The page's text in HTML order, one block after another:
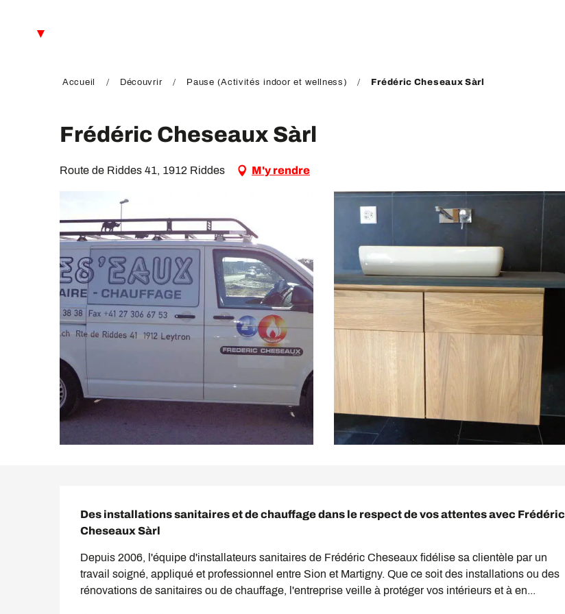
Accueil Découvrir Pause (Activités indoor et wellness) Frédéric Cheseaux Sàrl
Frédéric Cheseaux Sàrl
Route de Riddes 41, 1912 Riddes M'y rendre
Des installations sanitaires et de chauffage dans le respect de vos attentes avec Frédéric
Cheseaux Sàrl
Depuis 2006, l'équipe d'installateurs sanitaires de Frédéric Cheseaux fidélise sa clientèle par un
travail soigné, appliqué et professionnel entre Sion et Martigny. Que ce soit des installations ou des
rénovations de sanitaires ou de chauffage, l'entreprise veille à protéger vos intérieurs et à en...